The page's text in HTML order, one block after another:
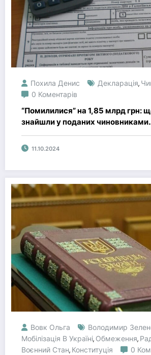
Похила Денис Декларація,
0 Коментарів
“Помилилися” на 1,85 млрд грн:
знайшли у поданих чиновниками
деклараціях про доходи
11.10.2024
Вовк Ольга Володимир
Мобілізація В Україні, Обмеження,
Воєнний Стан, Конституція 0